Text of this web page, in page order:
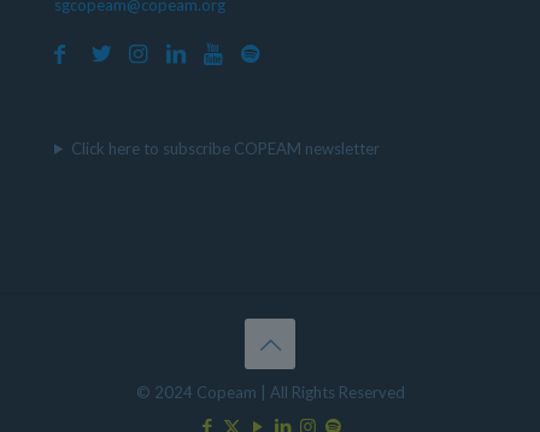
sgcopeam@copeam.org
Click here to subscribe COPEAM newsletter
© 2024 Copeam | All Rights Reserved